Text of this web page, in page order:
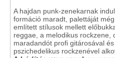
A hajdan punk-zenekarnak
formáció maradt, palettáját
említett stílusok mellett
reggae, a melodikus rockzene,
maradandót profi gitárosával
pszichedelikus rockzenével